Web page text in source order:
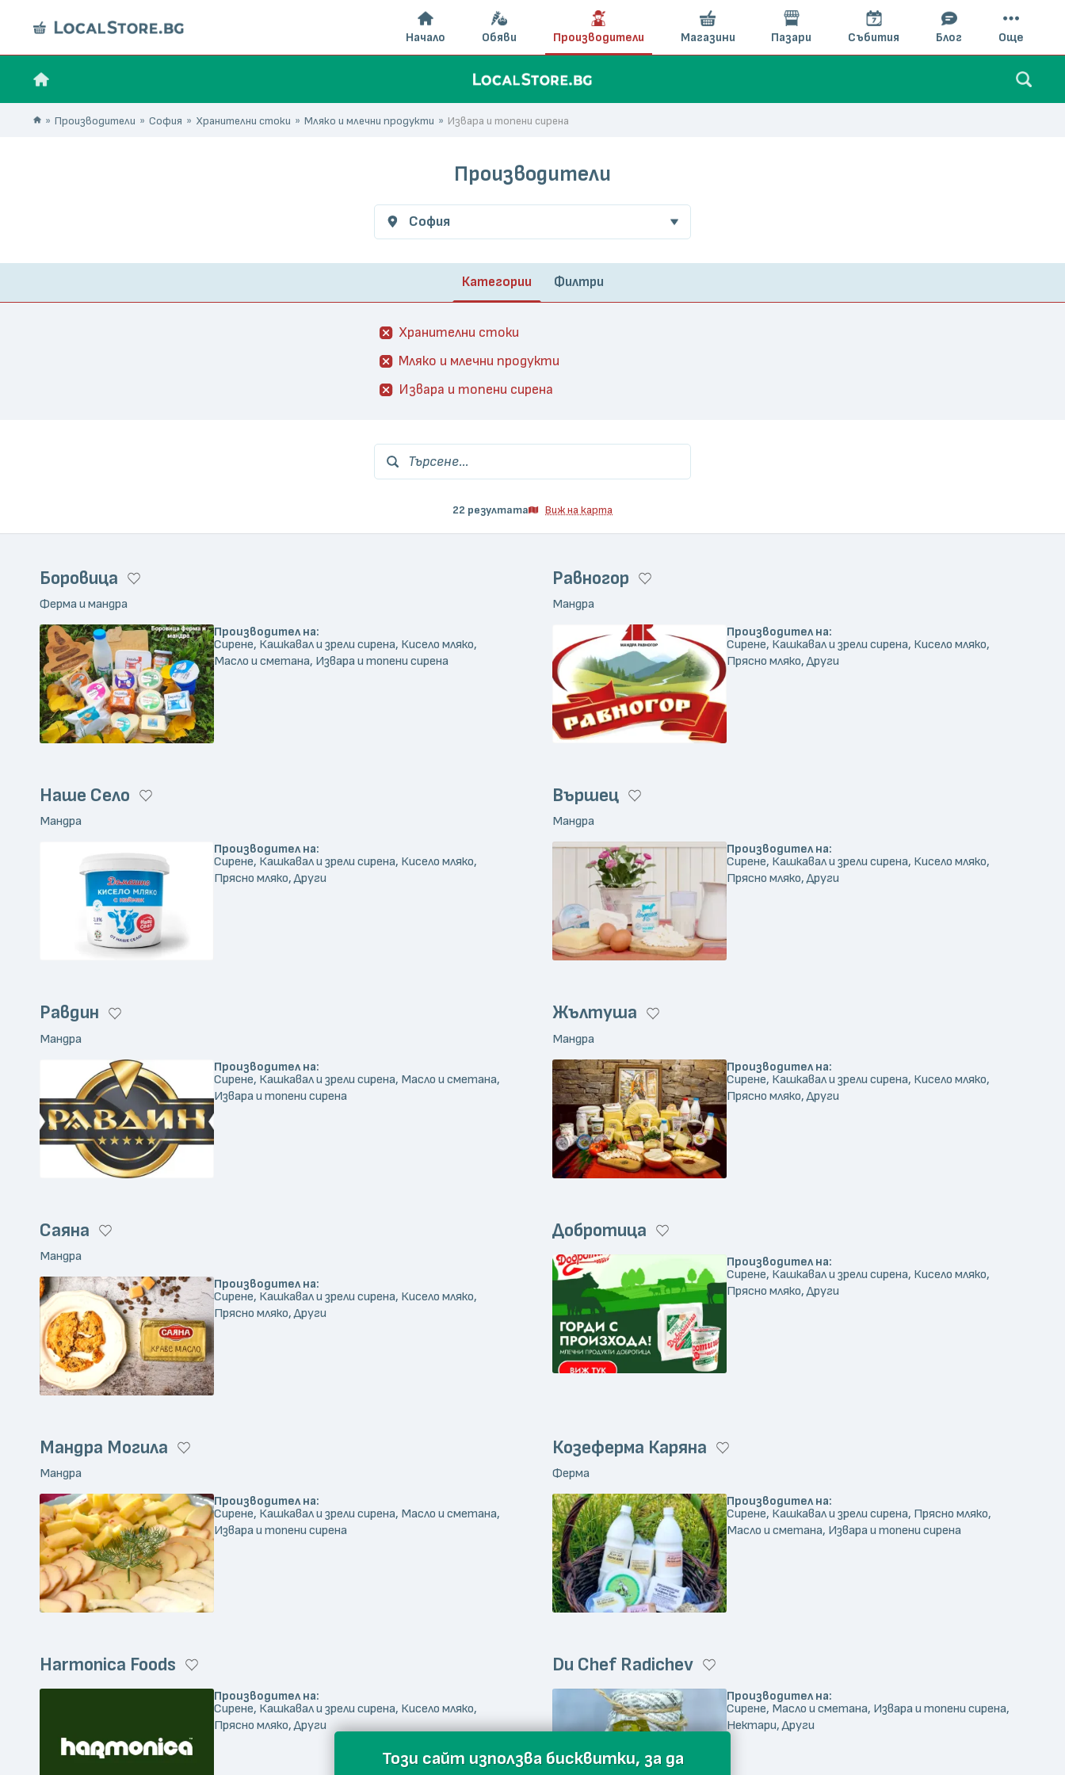
Производители София Хранителни стоки Мляко и млечни продукти Извара и топени сирена
Производители
София
Категории Филтри
Хранителни стоки
Мляко и млечни продукти
Извара и топени сирена
Търсене...
22 резултата Виж на карта
Боровица
Ферма и мандра
Производител на:
Сирене, Кашкавал и зрели сирена, Кисело мляко,
Масло и сметана, Извара и топени сирена
Равногор
Мандра
Производител на:
Сирене, Кашкавал и зрели сирена, Кисело мляко,
Прясно мляко, Други
Наше Село
Мандра
Производител на:
Сирене, Кашкавал и зрели сирена, Кисело мляко,
Прясно мляко, Други
Вършец
Мандра
Производител на:
Сирене, Кашкавал и зрели сирена, Кисело мляко,
Прясно мляко, Други
Равдин
Мандра
Производител на:
Сирене, Кашкавал и зрели сирена, Масло и сметана,
Извара и топени сирена
Жълтуша
Мандра
Производител на:
Сирене, Кашкавал и зрели сирена, Кисело мляко,
Прясно мляко, Други
Саяна
Мандра
Производител на:
Сирене, Кашкавал и зрели сирена, Кисело мляко,
Прясно мляко, Други
Добротица
Производител на:
Сирене, Кашкавал и зрели сирена, Кисело мляко,
Прясно мляко, Други
Мандра Могила
Мандра
Производител на:
Сирене, Кашкавал и зрели сирена, Масло и сметана,
Извара и топени сирена
Козеферма Каряна
Ферма
Производител на:
Сирене, Кашкавал и зрели сирена, Прясно мляко,
Масло и сметана, Извара и топени сирена
Harmonica Foods
Производител на:
Сирене, Кашкавал и зрели сирена, Кисело мляко,
Прясно мляко, Други
Du Chef Radichev
Производител на:
Сирене, Масло и сметана, Извара и топени сирена,
Нектари, Други
Начало Обяви Производители Магазини Пазари Събития Блог Още
Този сайт използва бисквитки, за да